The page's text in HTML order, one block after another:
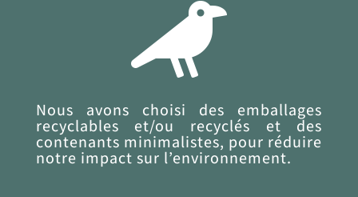

Nous avons choisi des emballages
recyclables et/ou recyclés et des
contenants minimalistes, pour réduire
notre impact sur l’environnement.